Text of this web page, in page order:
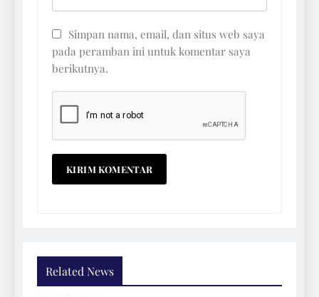
Simpan nama, email, dan situs web saya
pada peramban ini untuk komentar saya
berikutnya.
Related News